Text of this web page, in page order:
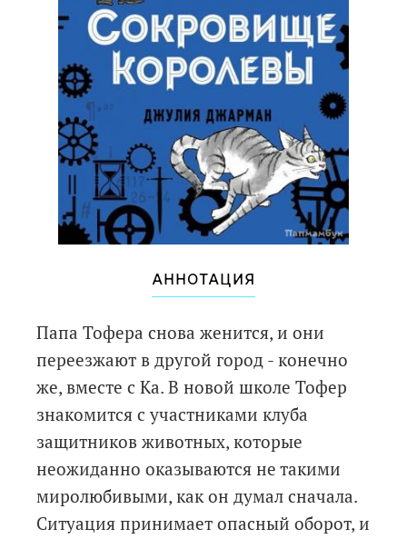
АННОТАЦИЯ
Папа Тофера снова женится, и они
переезжают в другой город - конечно
же, вместе с Ка. В новой школе Тофер
знакомится с участниками клуба
защитников животных, которые
неожиданно оказываются не такими
миролюбивыми, как он думал сначала.
Ситуация принимает опасный оборот, и